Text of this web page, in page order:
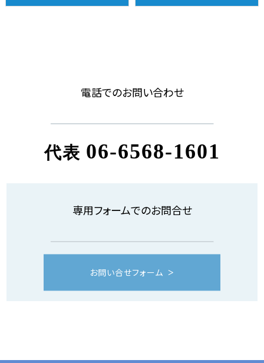
電話でのお問い合わせ
代表 06-6568-1601
専用フォームでのお問合せ
お問い合せフォーム